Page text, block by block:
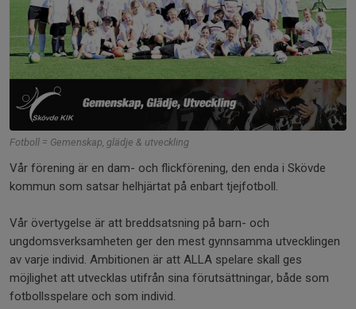
Fotboll = Gemenskap, glädje & utveckling
Vår förening är en dam- och flickförening, den enda i Skövde
kommun som satsar helhjärtat på enbart tjejfotboll.
Vår övertygelse är att breddsatsning på barn- och
ungdomsverksamheten ger den mest gynnsamma utvecklingen
av varje individ. Ambitionen är att ALLA spelare skall ges
möjlighet att utvecklas utifrån sina förutsättningar, både som
fotbollsspelare och som individ.